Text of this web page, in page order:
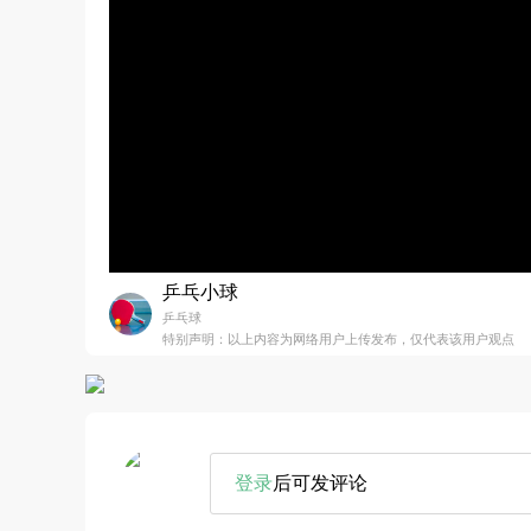
乒乓小球
乒乓球
特别声明：以上内容为网络用户上传发布，仅代表该用户观点
登录后可发评论